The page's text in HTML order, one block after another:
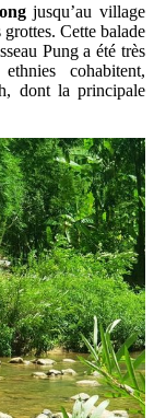
jusqu’au village
Cette balade
Pung a été très
cohabitent,
dont la principale